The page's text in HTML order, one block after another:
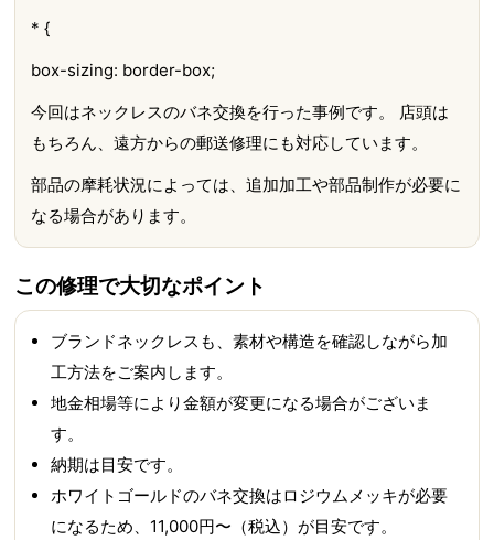
* {
box-sizing: border-box;
今回はネックレスのバネ交換を行った事例です。 店頭は
もちろん、遠方からの郵送修理にも対応しています。
部品の摩耗状況によっては、追加加工や部品制作が必要に
なる場合があります。
この修理で大切なポイント
ブランドネックレスも、素材や構造を確認しながら加
工方法をご案内します。
地金相場等により金額が変更になる場合がございま
す。
納期は目安です。
ホワイトゴールドのバネ交換はロジウムメッキが必要
になるため、11,000円〜（税込）が目安です。